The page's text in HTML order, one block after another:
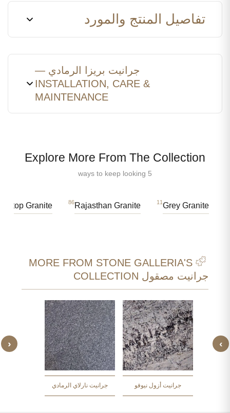
تفاصيل المنتج والمورد
جرانيت بريزا الرمادي —
INSTALLATION, CARE &
MAINTENANCE
Explore More From The Collection
5 ways to keep looking
Grey Granite
11
Rajasthan Granite
86
Granite
MORE FROM STONE GALLERIA'S
جرانيت مصقول COLLECTION
‹
جرانيت أزول نيوفو جرانيت نارلاي الرمادي
›